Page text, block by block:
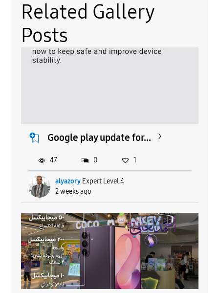
Related Gallery
Posts
Google play update for...
alyazory Expert Level 4
2 weeks ago
47 0 1